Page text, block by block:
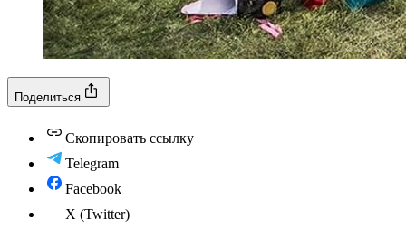
Поделиться
Скопировать ссылку
Telegram
Facebook
X (Twitter)